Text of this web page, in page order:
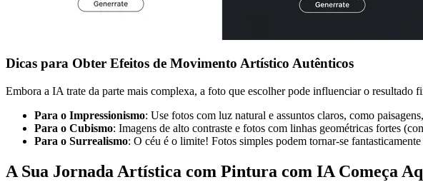
Dicas para Obter Efeitos de Movimento Artístico Autênticos
Embora a IA trate da parte mais complexa, a foto que escolher pode influenciar o resultado
Para o Impressionismo: Use fotos com luz natural e assuntos claros, como
Para o Cubismo: Imagens de alto contraste e fotos com linhas geométricas fortes
Para o Surrealismo: O céu é o limite! Fotos simples podem tornar-se
A Sua Jornada Artística com Pintura com IA Começa